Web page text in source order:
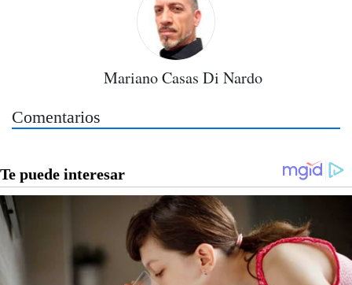
Mariano Casas Di Nardo
Comentarios